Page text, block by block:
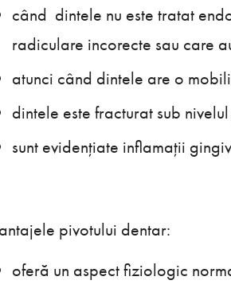
când dintele nu este tratat
radiculare incorecte sau care
atunci când dintele are o
dintele este fracturat sub
sunt evidențiate inflamații
pivotului dentar:
oferă un aspect fiziologic